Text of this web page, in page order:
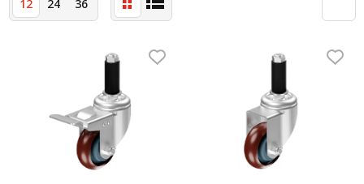
Система V-паза NEW!
Алюминиевые промышленные ограждения
Крейты и кассеты Subrack systems
Профиль строительного назначения
Радиаторный алюминиевый профиль NEW!
12 24 36